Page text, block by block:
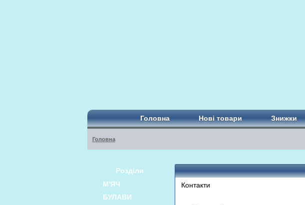
Головна Нові товари Знижки
Головна
Розділи
М'ЯЧ
БУЛАВИ
Контакти